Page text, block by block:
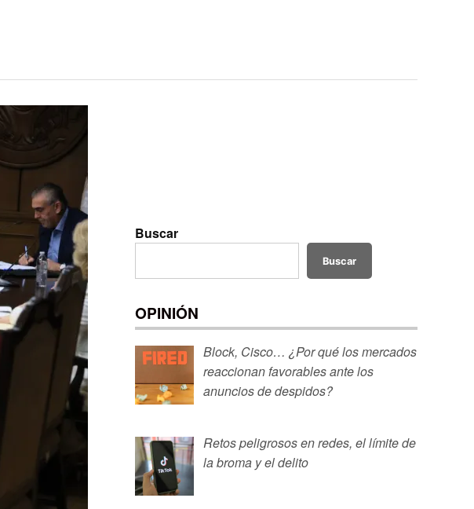
Buscar
Buscar
OPINIÓN
Block, Cisco… ¿Por qué los mercados
reaccionan favorables ante los
anuncios de despidos?
Retos peligrosos en redes, el límite de
la broma y el delito